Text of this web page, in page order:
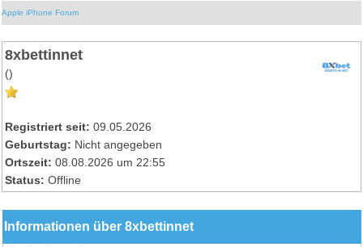
Apple iPhone Forum
8xbettinnet
()
Registriert seit: 09.05.2026
Geburtstag: Nicht angegeben
Ortszeit: 08.08.2026 um 22:55
Status: Offline
Informationen über 8xbettinnet